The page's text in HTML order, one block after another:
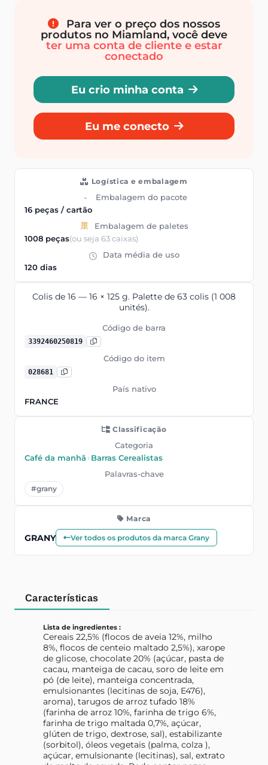
Para ver o preço dos nossos
produtos no Miamland, você deve
ter uma conta de cliente e estar
conectado
Eu crio minha conta
Eu me conecto
Logística e embalagem
Embalagem do pacote
16 peças / cartão
Embalagem de paletes
1008 peças(ou seja 63 caixas)
Data média de uso
120 dias
Colis de 16 — 16 × 125 g. Palette de 63 colis (1 008
unités).
Código de barra
3392460250819
Código do item
028681
País nativo
FRANCE
Classificação
Categoria
Café da manhã ›Barras Cerealistas
Palavras-chave
#grany
Marca
GRANY Ver todos os produtos da marca Grany
Características
Lista de ingredientes :
Cereais 22,5% (flocos de aveia 12%, milho
8%, flocos de centeio maltado 2,5%), xarope
de glicose, chocolate 20% (açúcar, pasta de
cacau, manteiga de cacau, soro de leite em
pó (de leite), manteiga concentrada,
emulsionantes (lecitinas de soja, E476),
aroma), tarugos de arroz tufado 18%
(farinha de arroz 10%, farinha de trigo 6%,
farinha de trigo maltada 0,7%, açúcar,
glúten de trigo, dextrose, sal), estabilizante
(sorbitol), óleos vegetais (palma, colza ),
açúcar, emulsionante (lecitinas), sal, extrato